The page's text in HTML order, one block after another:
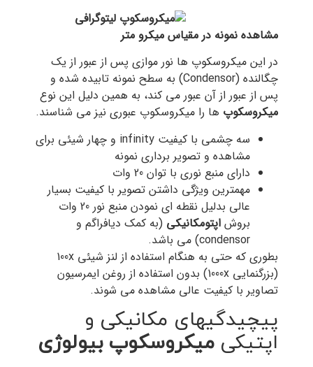
مشاهده نمونه در مقیاس میکرو متر
در این میکروسکوپ ها نور موازی پس از عبور از یک
چگالنده (Condensor) به سطح نمونه تابیده شده و
پس از عبور از آن عبور می کند، به همین دلیل این نوع
میکروسکوپ ها را میکروسکوپ عبوری نیز می شناسند.
سه چشمی با کیفیت infinity و چهار شیئی برای
مشاهده و تصویر برداری نمونه
دارای منبع نوری با توان 20 وات
مهمترین ویژگی داشتن تصویر با کیفیت بسیار
عالی بدلیل نقطه ای نمودن منبع نور 20 وات
بروش اپتومکانیکی (به کمک دیافراگم و
condensor) می باشد.
بطوری که حتی به هنگام استفاده از لنز شیئی 100x
(بزرگنمایی 1000x) بدون استفاده از روغن ایمرسیون
تصاویر با کیفیت عالی مشاهده می شوند.
پیچیدگیهای مکانیکی و
اپتیکی میکروسکوپ بیولوژی